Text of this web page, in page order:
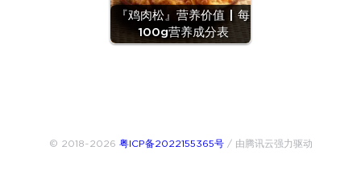
『鸡肉松』营养价值 | 每
100g营养成分表
© 2018~2026 粤ICP备2022155365号/ 由腾讯云强力驱动